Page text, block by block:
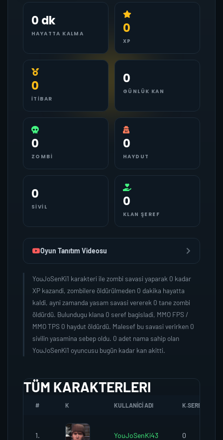
0 dk
HAYATTA KALMA 0
XP
0
İTIBAR
0
GÜNLÜK KAN
0
ZOMBI
0
HAYDUT
0
SIVIL 0
KLAN ŞEREF
Oyun Tanıtım Videosu
YouJoSenKi1 karakteri ile zombi savasi yaparak 0 kadar
XP kazandi, zombilere öldürülmeden 0 dakika hayatta
kaldi, ayni zamanda yasam savasi vererek 0 tane zombi
öldürdü. Bulundugu klana 0 seref bagisladi, MMO FPS /
MMO TPS 0 haydut öldürdü. Malesef bu savasi verirken 0
sivilin yasamina sebep oldu. 0 adet nama sahip olan
YouJoSenKi1 oyuncusu bugün kadar kan akitti.
TÜM KARAKTERLERI
# K KULLANICI ADI K.SEREFI
1. YouJoSenKi43 0